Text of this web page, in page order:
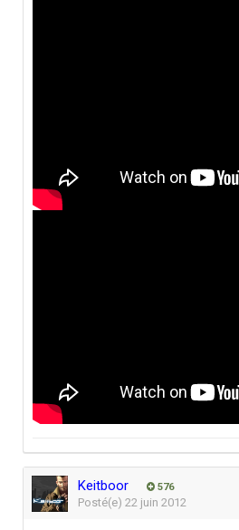
Keitboor 576
Posté(e) 22 juin 2012